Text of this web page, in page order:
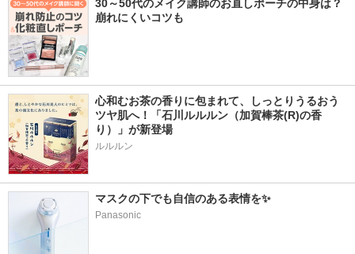
30～50代のメイク講師のお直しポーチの中身は？
崩れにくいコツも
心和むお茶の香りに包まれて、しっとりうるおう
ツヤ肌へ！「石川ルルルン（加賀棒茶(R)の香
り）」が新登場
マスクの下でも自信のある表情を✨
Panasonic